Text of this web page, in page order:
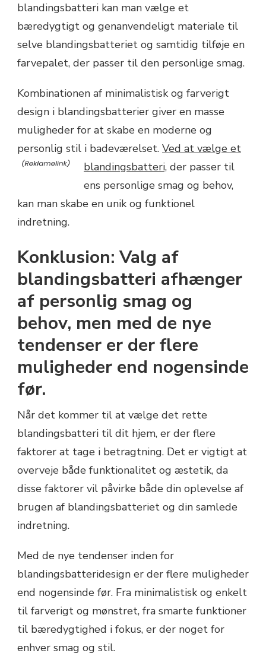
blandingsbatteri kan man vælge et
bæredygtigt og genanvendeligt materiale til
selve blandingsbatteriet og samtidig tilføje en
farvepalet, der passer til den personlige smag.
Kombinationen af minimalistisk og farverigt
design i blandingsbatterier giver en masse
muligheder for at skabe en moderne og
personlig stil i badeværelset. Ved at vælge et
blandingsbatteri, der passer til
ens personlige smag og behov,
kan man skabe en unik og funktionel
indretning.
Konklusion: Valg af
blandingsbatteri afhænger
af personlig smag og
behov, men med de nye
tendenser er der flere
muligheder end nogensinde
før.
Når det kommer til at vælge det rette
blandingsbatteri til dit hjem, er der flere
faktorer at tage i betragtning. Det er vigtigt at
overveje både funktionalitet og æstetik, da
disse faktorer vil påvirke både din oplevelse af
brugen af blandingsbatteriet og din samlede
indretning.
Med de nye tendenser inden for
blandingsbatteridesign er der flere muligheder
end nogensinde før. Fra minimalistisk og enkelt
til farverigt og mønstret, fra smarte funktioner
til bæredygtighed i fokus, er der noget for
enhver smag og stil.